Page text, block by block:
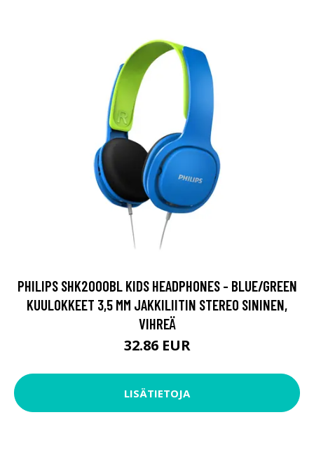
PHILIPS SHK2000BL KIDS HEADPHONES - BLUE/GREEN
KUULOKKEET 3,5 MM JAKKILIITIN STEREO SININEN,
VIHREÄ
32.86 EUR
LISÄTIETOJA